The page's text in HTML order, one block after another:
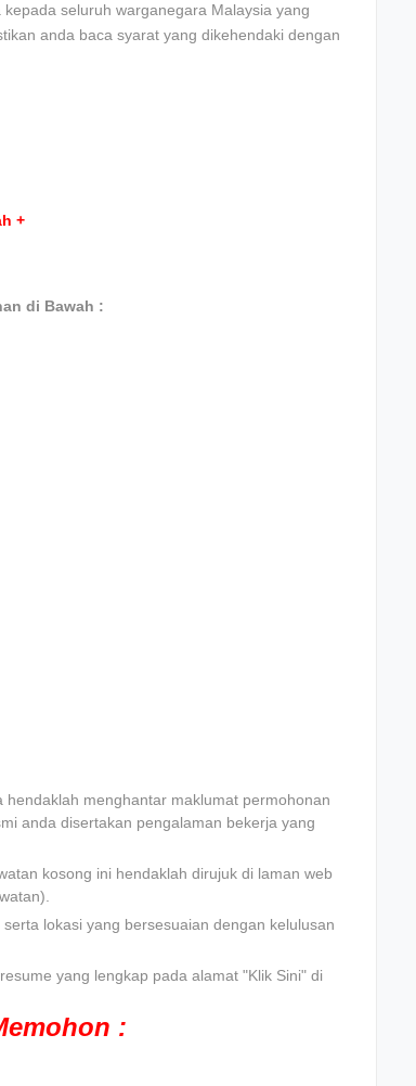
kepada seluruh warganegara Malaysia yang
anda baca syarat yang dikehendaki dengan
+
di Bawah :
menghantar maklumat permohonan
anda disertakan pengalaman bekerja yang
kosong ini hendaklah dirujuk di laman web
lokasi yang bersesuaian dengan kelulusan
yang lengkap pada alamat "Klik Sini" di
: